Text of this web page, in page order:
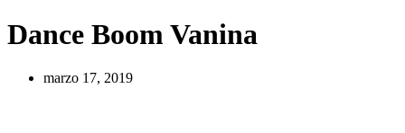
Dance Boom Vanina
marzo 17, 2019